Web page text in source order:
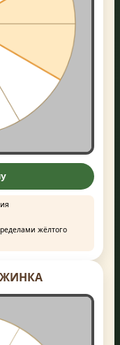
мыши)
жёлтого